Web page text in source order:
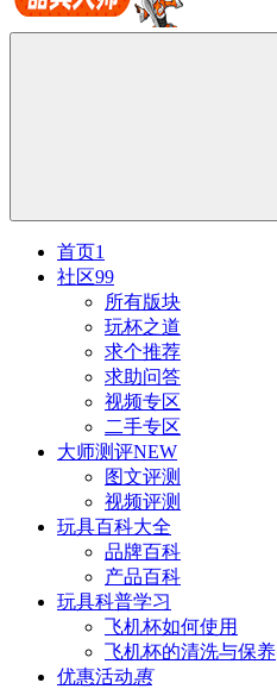
首页1
社区99
所有版块
玩杯之道
求个推荐
求助问答
视频专区
二手专区
大师测评NEW
图文评测
视频评测
玩具百科大全
品牌百科
产品百科
玩具科普学习
飞机杯如何使用
飞机杯的清洗与保养
优惠活动惠